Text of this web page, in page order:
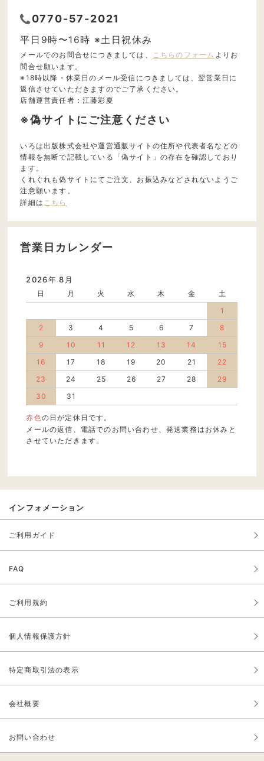
0770-57-2021
平日9時〜16時 ※土日祝休み
メールでのお問合せにつきましては、 こちらのフォーム よりお
問合せ願います。
※18時以降・休業日のメール受信につきましては、翌営業日に
返信させていただきますのでご了承ください。
店舗運営責任者：江藤彩夏
※偽サイトにご注意ください
いろは出版株式会社や運営通販サイトの住所や代表者名などの
情報を無断で記載している「偽サイト」の存在を確認しており
ます。
くれぐれも偽サイトにてご注文、お振込みなどされないようご
注意願います。
詳細は こちら
営業日カレンダー
2026年 8月
日 月 火 水 木 金
土
1
2
3 4 5 6 7
8
9
10 11 12 13 14
15
16
17 18 19 20 21
22
23
24 25 26 27 28
29
30
31
赤色の日が定休日です。
メールの返信、電話でのお問い合わせ、発送業務はお休みと
させていただきます。
インフォメーション
ご利用ガイド
FAQ
ご利用規約
個人情報保護方針
特定商取引法の表示
会社概要
お問い合わせ